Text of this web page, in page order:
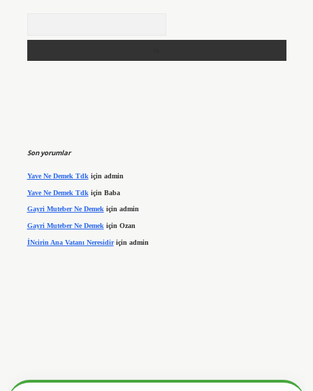
Son yorumlar
Yave Ne Demek Tdk için admin
Yave Ne Demek Tdk için Baba
Gayri Muteber Ne Demekiçin admin
Gayri Muteber Ne Demek için Ozan
İNcirin Ana Vatanı Neresidiriçin admin